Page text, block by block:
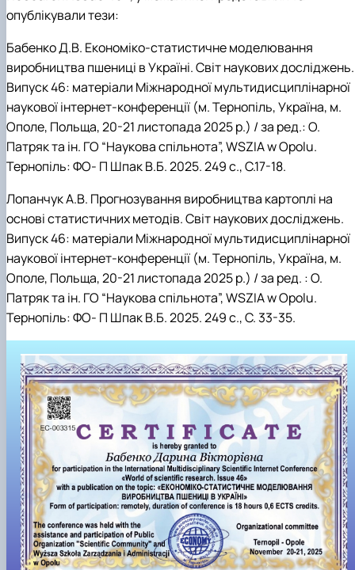
опублікувалитези:
Бабенко Д.В. Економіко-статистичне моделювання
виробництва пшениці в Україні. Світ наукових досліджень.
Випуск 46: матеріали Міжнародної мультидисциплінарної
наукової інтернет-конференції (м. Тернопіль, Україна, м.
Ополе, Польща, 20-21 листопада 2025 р.) / за ред.: О.
Патряк та ін. ГО “Наукова спільнота”,WSZIA w Opolu.
Тернопіль: ФО- П Шпак В.Б. 2025. 249 с., С.17-18.
Лопанчук А.В. Прогнозування виробництва картоплі на
основі статистичних методів. Світ наукових досліджень.
Випуск 46: матеріали Міжнародної мультидисциплінарної
наукової інтернет-конференції (м. Тернопіль, Україна, м.
Ополе, Польща, 20-21 листопада 2025 р.) / за ред. : О.
Патряк та ін. ГО “Наукова спільнота”,WSZIA w Opolu.
Тернопіль: ФО- П Шпак В.Б. 2025. 249 с., С. 33-35.